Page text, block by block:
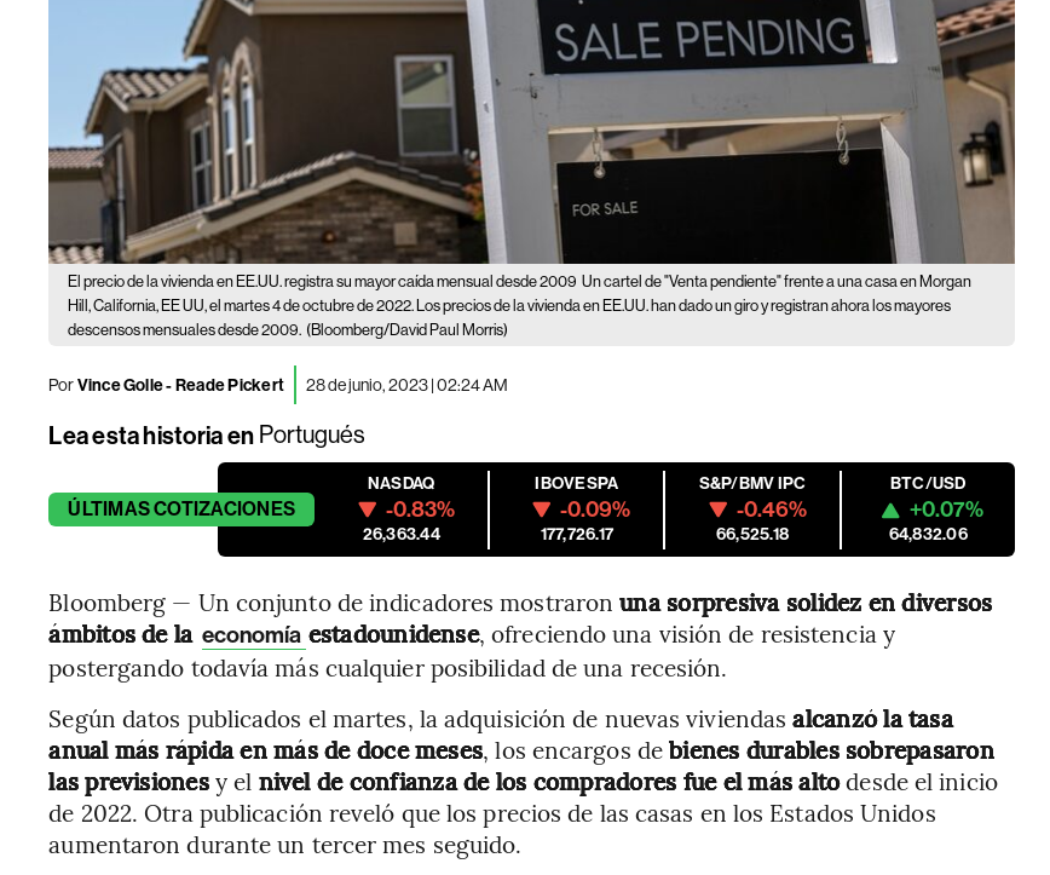
El precio de la vivienda en EE.UU. registra su mayor caída mensual desde 2009 Un cartel de "Venta pendiente" frente a una casa en Morgan
Hill, California, EE UU, el martes 4 de octubre de 2022. Los precios de la vivienda en EE.UU. han dado un giro y registran ahora los mayores
descensos mensuales desde 2009. (Bloomberg/David Paul Morris)
PorVince Golle - Reade Pickert 28 de junio, 2023 | 02:24 AM
Lea esta historia en Portugués
ÚLTIMASCOTIZACIONES
NASDAQ
-0.83%
26,363.44
IBOVESPA
-0.09%
177,726.17
S&P/BMV IPC
-0.46%
66,525.18
BTC/USD
+0.07%
64,832.06
Bloomberg — Un conjunto de indicadores mostraronuna sorpresiva solidez en diversos
ámbitos de la economía estadounidense, ofreciendo una visión de resistencia y
postergando todavía más cualquier posibilidad de una recesión.
Según datos publicados el martes, la adquisición de nuevas viviendas alcanzó la tasa
anual más rápida en más de doce meses, los encargos debienes durables sobrepasaron
las previsionesy el nivel de confianza de los compradores fue el más altodesde el inicio
de 2022. Otra publicación reveló que los precios de las casas en los Estados Unidos
aumentaron durante un tercer mes seguido.